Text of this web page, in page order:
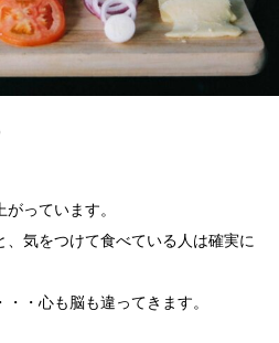
っています。
気をつけて食べている人は確実に
・心も脳も違ってきます。